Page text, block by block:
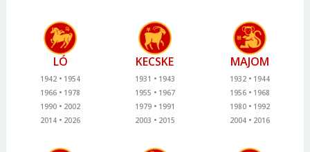
LÓ
1942
1954
1966
1978
1990
2002
2014
2026
KECSKE
1931
1943
1955
1967
1979
1991
2003
2015
MAJOM
1932
1944
1956
1968
1980
1992
2004
2016